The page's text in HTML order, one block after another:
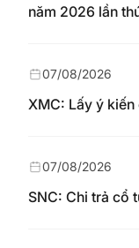
năm 2026 lần
XMC: Lấy ý
07/08/2026
SNC: Chi trả cổ
07/08/2026